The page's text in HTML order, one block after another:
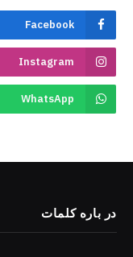
Facebook
Instagram
WhatsApp
در باره کلمات